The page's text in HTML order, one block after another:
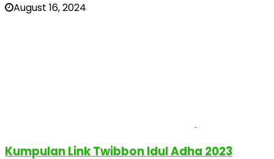
August 16, 2024
Kumpulan Link Twibbon Idul Adha 2023